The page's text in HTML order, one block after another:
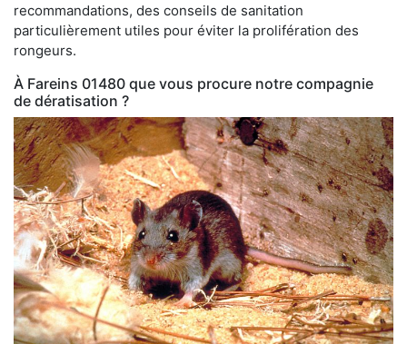
recommandations, des conseils de sanitation
particulièrement utiles pour éviter la prolifération des
rongeurs.
À Fareins 01480 que vous procure notre compagnie
de dératisation ?